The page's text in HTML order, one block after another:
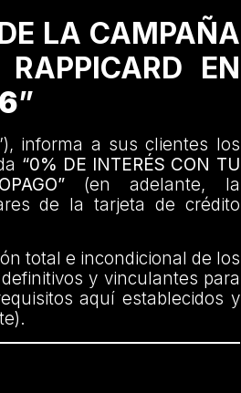
LA CAMPAÑA
EN
”
informa a sus clientes los
“0% DE INTERÉS CON TU
(en adelante, la
de la tarjeta de crédito
total e incondicional de los
y vinculantes para
aquí establecidos y